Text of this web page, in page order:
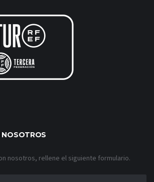
nosotros, rellene el siguiente formulario.